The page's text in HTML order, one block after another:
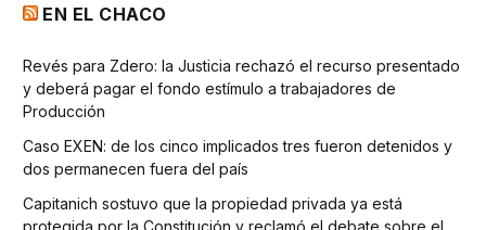
EN EL CHACO
Revés para Zdero: la Justicia rechazó el recurso presentado
y deberá pagar el fondo estímulo a trabajadores de
Producción
Caso EXEN: de los cinco implicados tres fueron detenidos y
dos permanecen fuera del país
Capitanich sostuvo que la propiedad privada ya está
protegida por la Constitución y reclamó el debate sobre el